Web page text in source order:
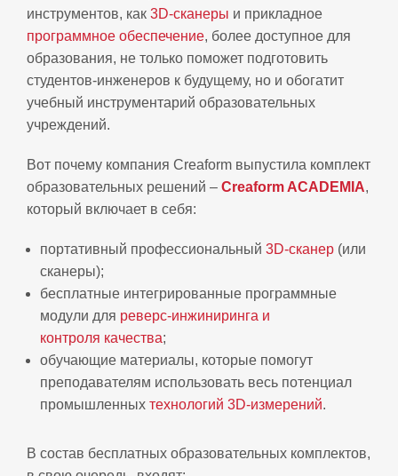
инструментов, как 3D-сканеры и прикладное
программное обеспечение, более доступное для
образования, не только поможет подготовить
студентов-инженеров к будущему, но и обогатит
учебный инструментарий образовательных
учреждений.
Вот почему компания Creaform выпустила комплект
образовательных решений – Creaform ACADEMIA,
который включает в себя:
портативный профессиональный 3D-сканер (или
сканеры);
бесплатные интегрированные программные
модули для реверс-инжиниринга и
контроля качества;
обучающие материалы, которые помогут
преподавателям использовать весь потенциал
промышленных технологий 3D-измерений.
В состав бесплатных образовательных комплектов,